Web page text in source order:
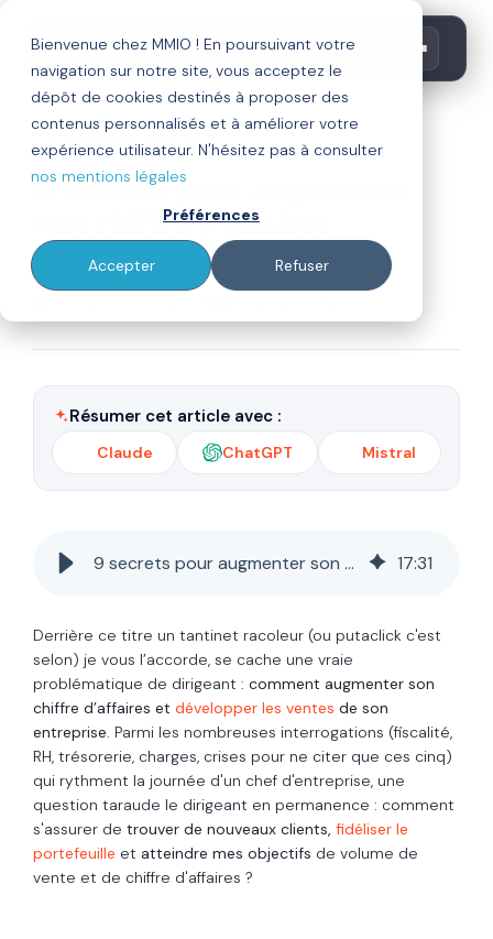
Bienvenue chez MMIO ! En poursuivant votre
navigation sur notre site, vous acceptez le
dépôt de cookies destinés à proposer des
contenus personnalisés et à améliorer votre
expérience utilisateur. N'hésitez pas à consulter
nos mentions légales
Préférences
Accepter Refuser
stratégie commerciale
9 secrets pour augmenter
son chiffre d'affaires
Par Thierry Calderon
Publié le 03/01/24
Résumer cet article avec :
Claude ChatGPT Mistral
9 secrets pour augmenter son chiffre d'affaires 17:31
Derrière ce titre un tantinet racoleur (ou putaclick c'est
selon) je vous l’accorde, se cache une vraie
problématique de dirigeant : comment augmenter son
chiffre d’affaires et développer les ventes de son
entreprise. Parmi les nombreuses interrogations (fiscalité,
RH, trésorerie, charges, crises pour ne citer que ces cinq)
qui rythment la journée d'un chef d'entreprise, une
question taraude le dirigeant en permanence : comment
s'assurer de trouver de nouveaux clients, fidéliser le
portefeuille et atteindre mes objectifs de volume de
vente et de chiffre d'affaires ?